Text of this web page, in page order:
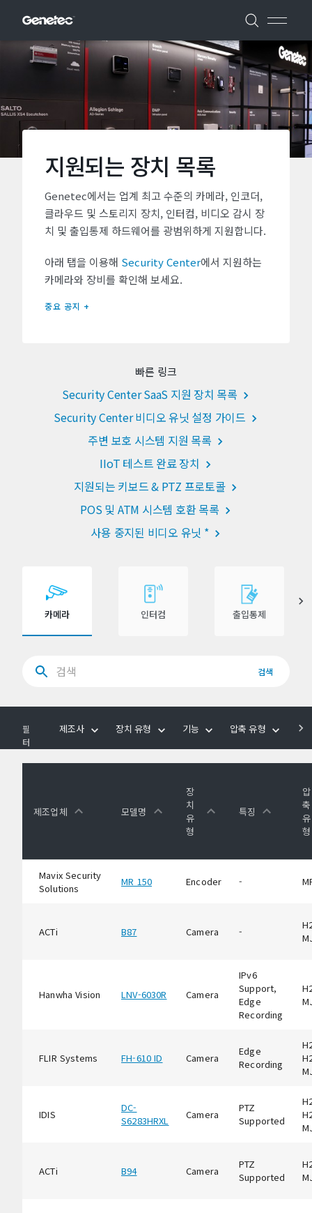
지원되는 장치 목록
Genetec에서는 업계 최고 수준의 카메라, 인코더,
클라우드 및 스토리지 장치, 인터컴, 비디오 감시 장
치 및 출입통제 하드웨어를 광범위하게 지원합니다.
아래 탭을 이용해 Security Center에서 지원하는
카메라와 장비를 확인해 보세요.
중요 공지 +
빠른 링크
Security Center SaaS 지원 장치 목록
Security Center 비디오 유닛 설정 가이드
주변 보호 시스템 지원 목록
IIoT 테스트 완료 장치
지원되는 키보드 & PTZ 프로토콜
POS 및 ATM 시스템 호환 목록
사용 중지된 비디오 유닛 *
카메라 인터컴 출입통제
검색
필
터
제조사 장치 유형 기능 압축 유형 음
제조업체 모델명
장
치
유
형
특징
압
축
유
형
Mavix Security
Solutions
MR 150 Encoder -
ACTi B87 Camera -
Hanwha Vision LNV-6030R Camera
IPv6
Support,
Edge
Recording
FLIR Systems FH-610 ID Camera
Edge
Recording
IDIS
DC-
S6283HRXL
Camera
PTZ
Supported
ACTi B94 Camera
PTZ
Supported